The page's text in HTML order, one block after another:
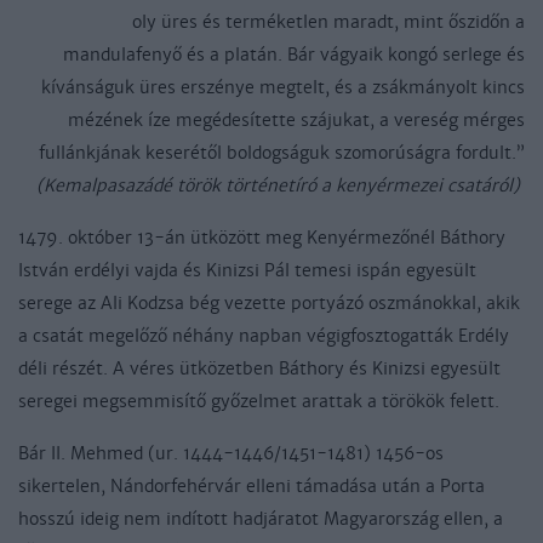
oly üres és terméketlen maradt, mint őszidőn a
mandulafenyő és a platán. Bár vágyaik kongó serlege és
kívánságuk üres erszénye megtelt, és a zsákmányolt kincs
mézének íze megédesítette szájukat, a vereség mérges
fullánkjának keserétől boldogságuk szomorúságra fordult.”
(Kemalpasazádé török történetíró a kenyérmezei csatáról)
1479. október 13-án ütközött meg Kenyérmezőnél Báthory
István erdélyi vajda és Kinizsi Pál temesi ispán egyesült
serege az Ali Kodzsa bég vezette portyázó oszmánokkal, akik
a csatát megelőző néhány napban végigfosztogatták Erdély
déli részét. A véres ütközetben Báthory és Kinizsi egyesült
seregei megsemmisítő győzelmet arattak a törökök felett.
Bár II. Mehmed (ur. 1444-1446/1451-1481) 1456-os
sikertelen, Nándorfehérvár elleni támadása után a Porta
hosszú ideig nem indított hadjáratot Magyarország ellen, a